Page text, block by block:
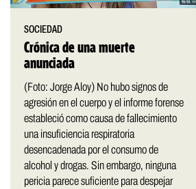
SOCIEDAD
Crónica de una muerte
anunciada
(Foto: Jorge Aloy) No hubo signos de
agresión en el cuerpo y el informe forense
estableció como causa de fallecimiento
una insuficiencia respiratoria
desencadenada por el consumo de
alcohol y drogas. Sin embargo, ninguna
pericia parece suficiente para despejar